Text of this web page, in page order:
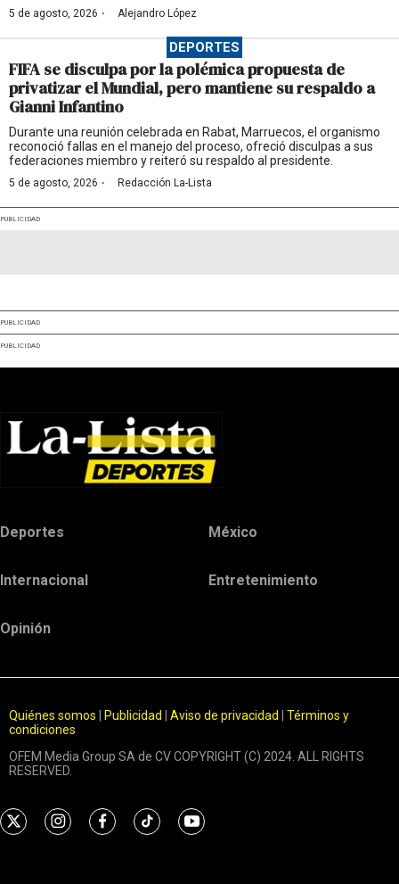
5 de agosto, 2026 · Alejandro López
DEPORTES
FIFA se disculpa por la polémica propuesta de
privatizar el Mundial, pero mantiene su respaldo a
Gianni Infantino
Durante una reunión celebrada en Rabat, Marruecos, el organismo
reconoció fallas en el manejo del proceso, ofreció disculpas a sus
federaciones miembro y reiteró su respaldo al presidente.
5 de agosto, 2026 · Redacción La-Lista
PUBLICIDAD
PUBLICIDAD
PUBLICIDAD
Deportes México
Internacional Entretenimiento
Opinión
Quiénes somos Publicidad Aviso de privacidad
Términos y
condiciones
OFEM Media Group SA de CV COPYRIGHT (C) 2024. ALL RIGHTS
RESERVED.
t
i
f
t
y